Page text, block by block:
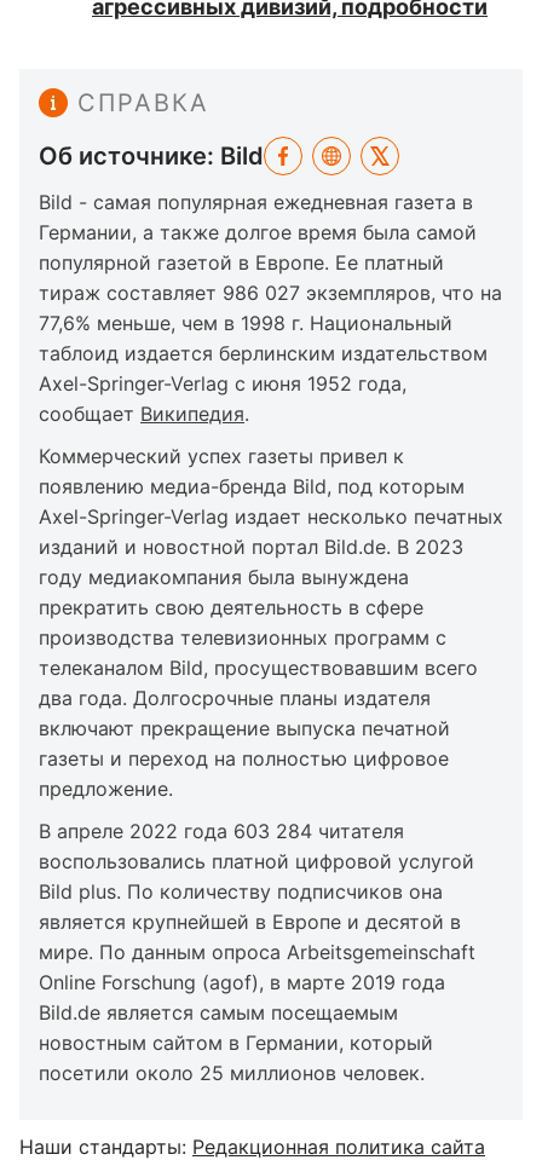
агрессивных дивизий, подробности
СПРАВКА
Об источнике: Bild
Bild - самая популярная ежедневная газета в
Германии, а также долгое время была самой
популярной газетой в Европе. Ее платный
тираж составляет 986 027 экземпляров, что на
77,6% меньше, чем в 1998 г. Национальный
таблоид издается берлинским издательством
Axel-Springer-Verlag с июня 1952 года,
сообщает Википедия.
Коммерческий успех газеты привел к
появлению медиа-бренда Bild, под которым
Axel-Springer-Verlag издает несколько печатных
изданий и новостной портал Bild.de. В 2023
году медиакомпания была вынуждена
прекратить свою деятельность в сфере
производства телевизионных программ с
телеканалом Bild, просуществовавшим всего
два года. Долгосрочные планы издателя
включают прекращение выпуска печатной
газеты и переход на полностью цифровое
предложение.
В апреле 2022 года 603 284 читателя
воспользовались платной цифровой услугой
Bild plus. По количеству подписчиков она
является крупнейшей в Европе и десятой в
мире. По данным опроса Arbeitsgemeinschaft
Online Forschung (agof), в марте 2019 года
Bild.de является самым посещаемым
новостным сайтом в Германии, который
посетили около 25 миллионов человек.
Наши стандарты: Редакционная политика сайта